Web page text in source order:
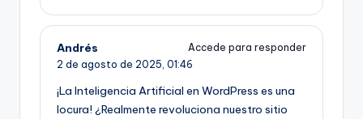
Andrés
Accede para responder
2 de agosto de 2025, 01:46
¡La Inteligencia Artificial en WordPress es una
locura! ¿Realmente revoluciona nuestro sitio